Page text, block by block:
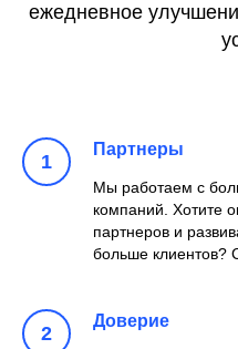
ежедневное
Партнеры
Мы работаем с
компаний. Хотите
партнеров и
больше клиентов?
Доверие